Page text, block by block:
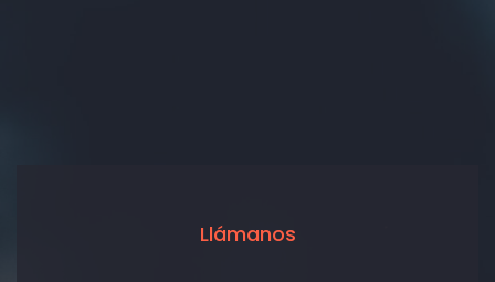
Llámanos